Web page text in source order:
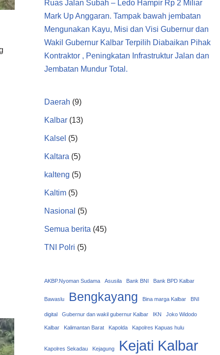
Ruas Jalan Subah – Ledo Hampir Rp 2 Miliar
Mark Up Anggaran. Tampak bawah jembatan
Mengunakan Kayu, Misi dan Visi Gubernur dan
Wakil Gubernur Kalbar Terpilih Diabaikan Pihak
Kontraktor , Peningkatan Infrastruktur Jalan dan
Jembatan Mundur Total.
Daerah (9)
Kalbar(13)
Kalsel (5)
Kaltara (5)
kalteng (5)
Kaltim(5)
Nasional (5)
Semua berita (45)
TNI Polri (5)
AKBP.Nyoman Sudama Asusila Bank BNI Bank BPD Kalbar
Bawaslu Bengkayang Bina marga Kalbar BNI
digital Gubernur dan wakil gubernur Kalbar IKN Joko Widodo
Kalbar Kalimantan Barat Kapolda Kapolres Kapuas hulu
Kapolres Sekadau Kejagung Kejati Kalbar